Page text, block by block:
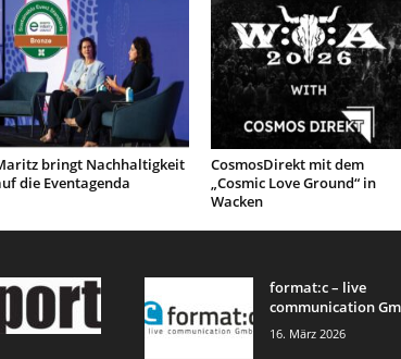
bringt Nachhaltigkeit
die Eventagenda
CosmosDirekt mit dem
„Cosmic Love Ground“ in
Wacken
format:c – live
communication
16. März 2026